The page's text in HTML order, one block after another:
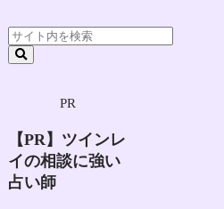
PR
【PR】ツインレ
イの相談に強い
占い師